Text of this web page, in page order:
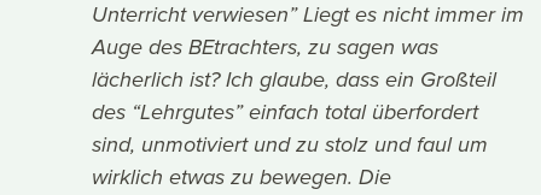
Unterricht verwiesen” Liegt es nicht immer im
Auge des BEtrachters, zu sagen was
lächerlich ist? Ich glaube, dass ein Großteil
des “Lehrgutes” einfach total überfordert
sind, unmotiviert und zu stolz und faul um
wirklich etwas zu bewegen. Die